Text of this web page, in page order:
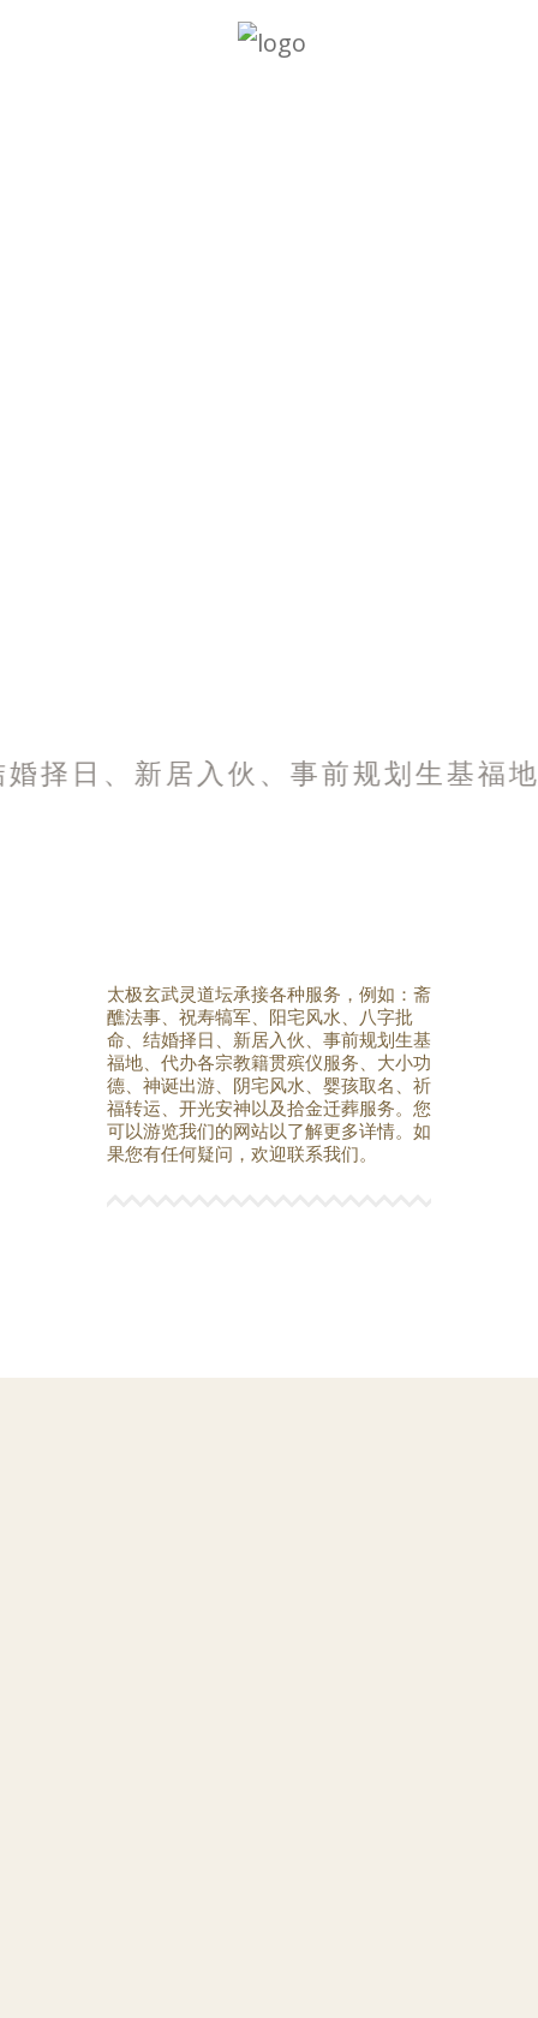
择日、新居入伙、事前规划生基福
太极玄武灵道坛承接各种服务，例如：斋
醮法事、祝寿犒军、阳宅风水、八字批
命、结婚择日、新居入伙、事前规划生基
福地、代办各宗教籍贯殡仪服务、大小功
德、神诞出游、阴宅风水、婴孩取名、祈
福转运、开光安神以及拾金迁葬服务。您
可以游览我们的网站以了解更多详情。如
果您有任何疑问，欢迎联系我们。